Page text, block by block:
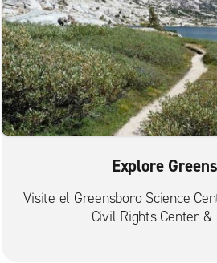
Explore
Visite el Greensboro Science
Civil Rights Center &